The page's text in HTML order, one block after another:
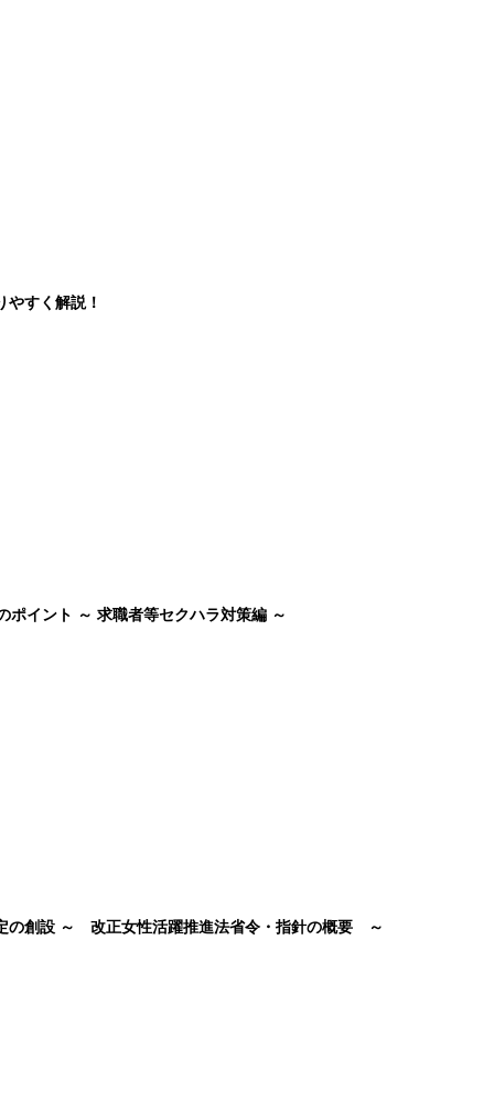
やすく解説！
ポイント ～ 求職者等セクハラ対策編 ～
の創設 ～ 改正女性活躍推進法省令・指針の概要 ～